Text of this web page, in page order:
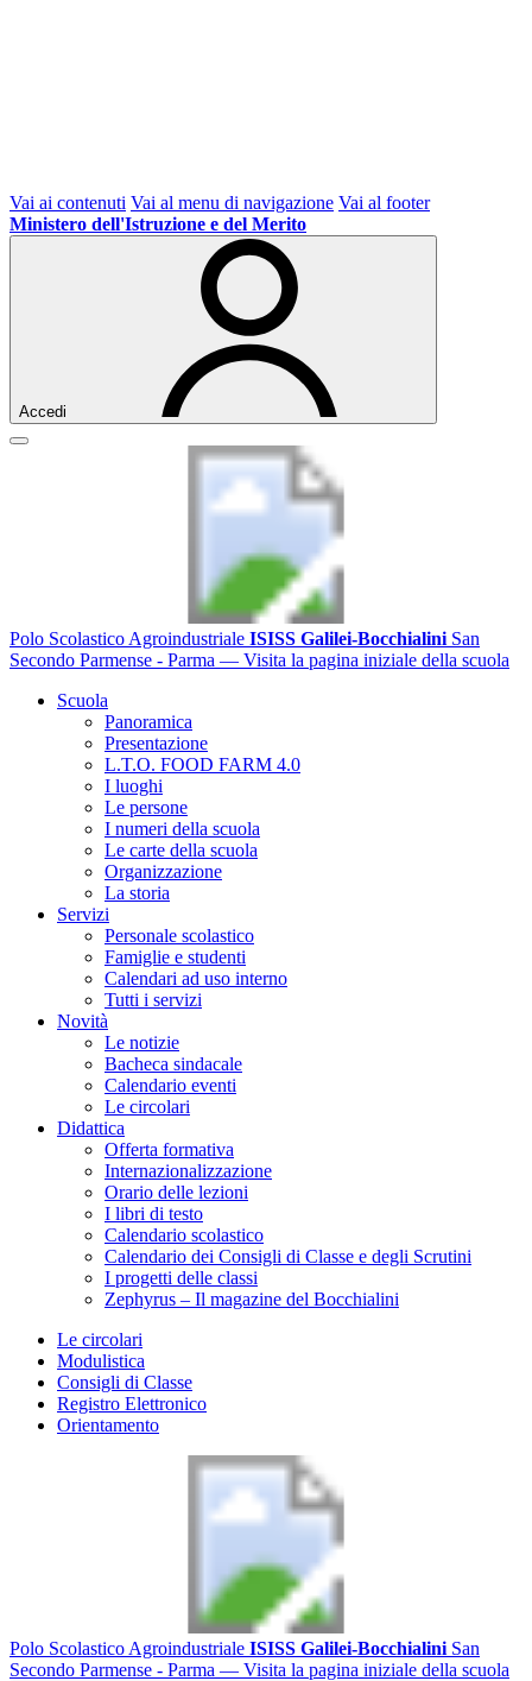
Vai ai contenuti Vai al menu di navigazione Vai al footer
Ministero dell'Istruzione e del Merito
Accedi
Polo Scolastico Agroindustriale ISISS Galilei-Bocchialini San
Secondo Parmense - Parma — Visita la pagina iniziale della scuola
Scuola
Panoramica
Presentazione
L.T.O. FOOD FARM 4.0
I luoghi
Le persone
I numeri della scuola
Le carte della scuola
Organizzazione
La storia
Servizi
Personale scolastico
Famiglie e studenti
Calendari ad uso interno
Tutti i servizi
Novità
Le notizie
Bacheca sindacale
Calendario eventi
Le circolari
Didattica
Offerta formativa
Internazionalizzazione
Orario delle lezioni
I libri di testo
Calendario scolastico
Calendario dei Consigli di Classe e degli Scrutini
I progetti delle classi
Zephyrus – Il magazine del Bocchialini
Le circolari
Modulistica
Consigli di Classe
Registro Elettronico
Orientamento
Polo Scolastico Agroindustriale ISISS Galilei-Bocchialini San
Secondo Parmense - Parma — Visita la pagina iniziale della scuola